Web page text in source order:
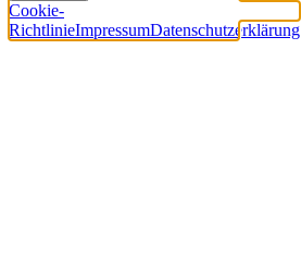
Cookie-
RichtlinieImpressumDatenschutzerklärung